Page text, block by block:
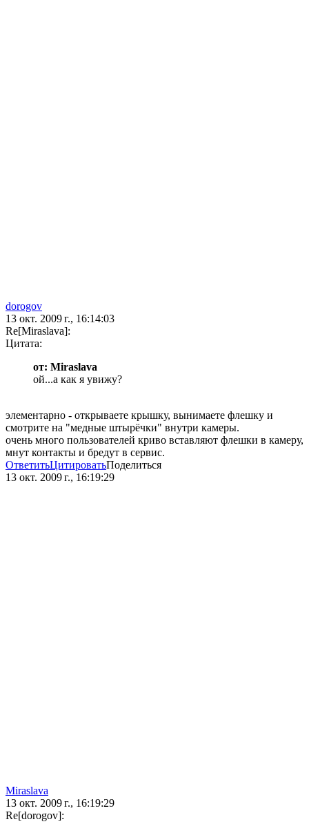
dorogov
13 окт. 2009 г., 16:14:03
Re[Miraslava]:
Цитата:
от: Miraslava
ой...а как я увижу?
элементарно - открываете крышку, вынимаете флешку и
смотрите на "медные штырёчки" внутри камеры.
очень много пользователей криво вставляют флешки в камеру,
мнут контакты и бредут в сервис.
ОтветитьЦитироватьПоделиться
13 окт. 2009 г., 16:19:29
Miraslava
13 окт. 2009 г., 16:19:29
Re[dorogov]: